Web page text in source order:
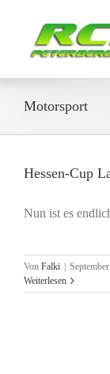
springen
Motorsport
Hessen-Cup
Nun ist es
Von Falki
Weiterlesen